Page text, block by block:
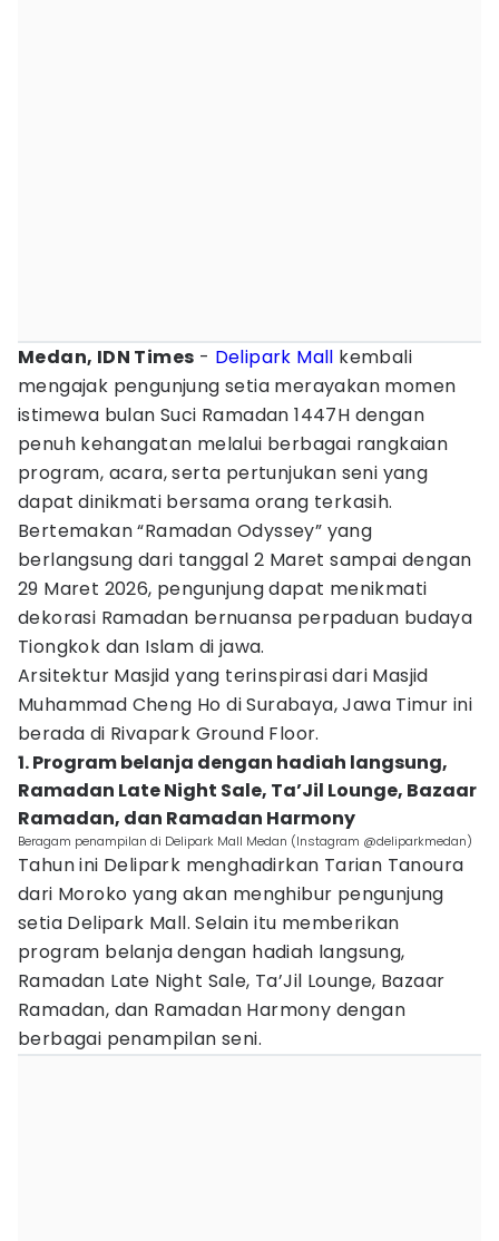
Medan, IDN Times - Delipark Mall kembali
mengajak pengunjung setia merayakan momen
istimewa bulan Suci Ramadan 1447H dengan
penuh kehangatan melalui berbagai rangkaian
program, acara, serta pertunjukan seni yang
dapat dinikmati bersama orang terkasih.
Bertemakan “Ramadan Odyssey” yang
berlangsung dari tanggal 2 Maret sampai dengan
29 Maret 2026, pengunjung dapat menikmati
dekorasi Ramadan bernuansa perpaduan budaya
Tiongkok dan Islam di jawa.
Arsitektur Masjid yang terinspirasi dari Masjid
Muhammad Cheng Ho di Surabaya, Jawa Timur ini
berada di Rivapark Ground Floor.
1. Program belanja dengan hadiah langsung,
Ramadan Late Night Sale, Ta’Jil Lounge, Bazaar
Ramadan, dan Ramadan Harmony
Beragam penampilan di Delipark Mall Medan (Instagram @deliparkmedan)
Tahun ini Delipark menghadirkan Tarian Tanoura
dari Moroko yang akan menghibur pengunjung
setia Delipark Mall. Selain itu memberikan
program belanja dengan hadiah langsung,
Ramadan Late Night Sale, Ta’Jil Lounge, Bazaar
Ramadan, dan Ramadan Harmony dengan
berbagai penampilan seni.